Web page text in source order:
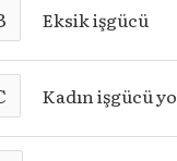
Eksik işgücü
Kadın işgücü